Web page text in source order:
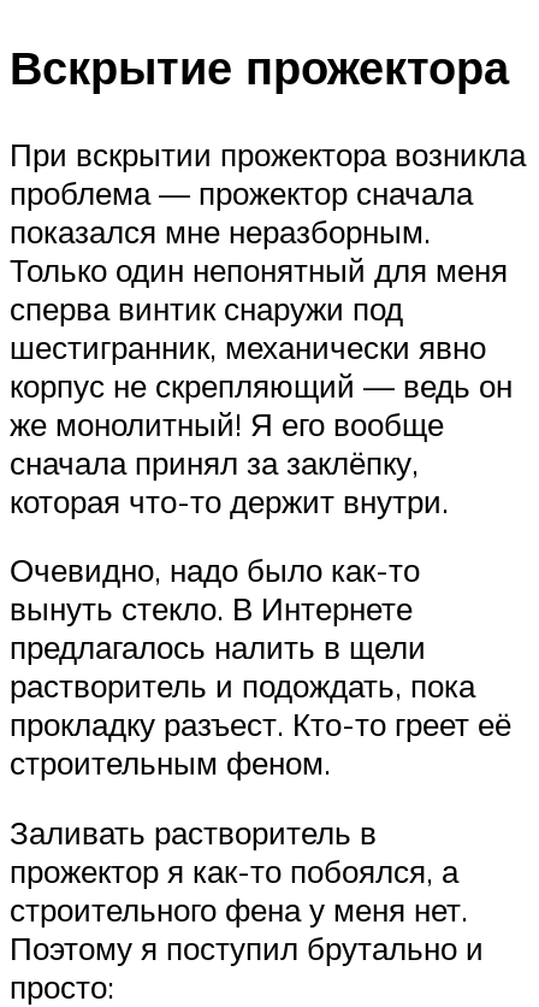
Вскрытие прожектора
При вскрытии прожектора возникла
проблема — прожектор сначала
показался мне неразборным.
Только один непонятный для меня
сперва винтик снаружи под
шестигранник, механически явно
корпус не скрепляющий — ведь он
же монолитный! Я его вообще
сначала принял за заклёпку,
которая что-то держит внутри.
Очевидно, надо было как-то
вынуть стекло. В Интернете
предлагалось налить в щели
растворитель и подождать, пока
прокладку разъест. Кто-то греет её
строительным феном.
Заливать растворитель в
прожектор я как-то побоялся, а
строительного фена у меня нет.
Поэтому я поступил брутально и
просто: